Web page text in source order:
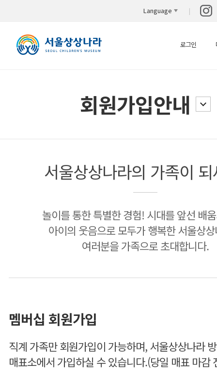
Language
로그인
회원가입안내
서울상상나라의 가족이
놀이를 통한 특별한 경험! 시대를 앞선 배
아이의 웃음으로 모두가 행복한 서울상
여러분을 가족으로 초대합니다.
멤버십 회원가입
직계 가족만 회원가입이 가능하며, 서울상상나라
매표소에서 가입하실 수 있습니다.(당일 매표 마감